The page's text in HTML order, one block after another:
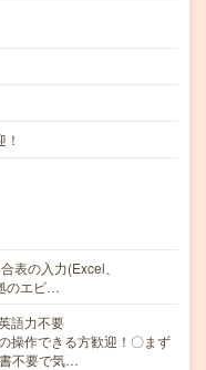
表の入力(Excel、
のエビ…
語力不要
作できる方歓迎！〇まず
不要で気…